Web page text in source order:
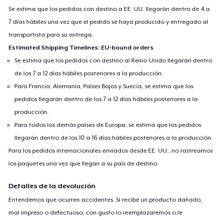
Se estima que los pedidos con destino a EE. UU. llegarán dentro de 4 a
7 días hábiles una vez que el pedido se haya producido y entregado al
transportista para su entrega.
Estimated Shipping Timelines: EU-bound orders
Se estima que los pedidos con destino al Reino Unido llegarán dentro
de los 7 a 12 días hábiles posteriores a la producción.
Para Francia, Alemania, Países Bajos y Suecia, se estima que los
pedidos llegarán dentro de los 7 a 12 días hábiles posteriores a la
producción.
Para todos los demás países de Europa, se estima que los pedidos
llegarán dentro de los 10 a 16 días hábiles posteriores a la producción.
Para los pedidos internacionales enviados desde EE. UU., no rastreamos
los paquetes una vez que llegan a su país de destino.
Detalles de la devolución
Entendemos que ocurren accidentes. Si recibe un producto dañado,
mal impreso o defectuoso, con gusto lo reemplazaremos o le